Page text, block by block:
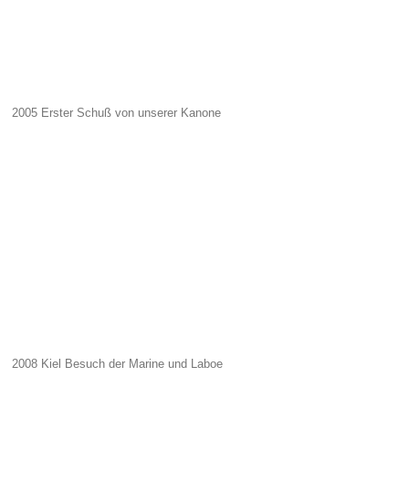
2005 Erster Schuß von unserer Kanone
2008 Kiel Besuch der Marine und Laboe